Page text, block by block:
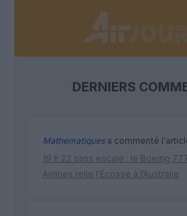
DERNIERS
Mathématiquesa commenté
19 h 23 sans escale : le Boeing
Airlines relie l’Écosse à l’Australie